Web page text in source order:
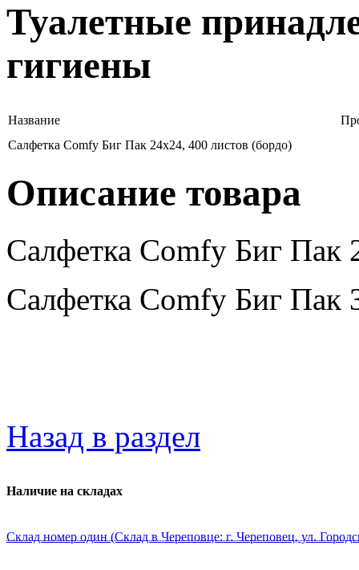
Туалетные
гигиены
Название
Салфетка Comfy Биг Пак 24х24, 400 листов (бордо)
Описание товара
Салфетка Comfy Биг Пак
Салфетка Comfy Биг Пак
Назад в раздел
Наличие на складах
Склад номер один (Склад в Череповце: г. Череповец, ул.